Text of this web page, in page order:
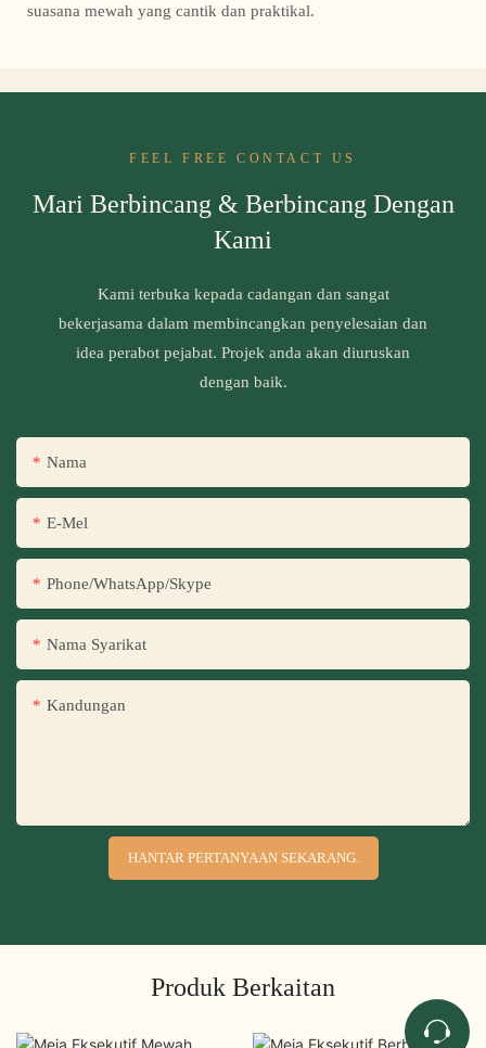
suasana mewah yang cantik dan praktikal.
FEEL FREE CONTACT US
Mari Berbincang & Berbincang Dengan
Kami
Kami terbuka kepada cadangan dan sangat
bekerjasama dalam membincangkan penyelesaian dan
idea perabot pejabat. Projek anda akan diuruskan
dengan baik.
Nama
E-Mel
Phone/WhatsApp/Skype
Nama Syarikat
Kandungan
HANTAR PERTANYAAN SEKARANG.
Produk Berkaitan